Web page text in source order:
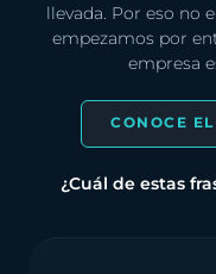
llevada. Por eso no
empezamos por
empresa
CONOCE
¿Cuál de estas